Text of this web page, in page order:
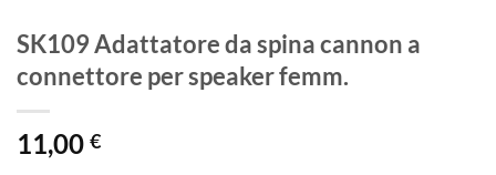
SK109 Adattatore da spina cannon a
connettore per speaker femm.
11,00 €